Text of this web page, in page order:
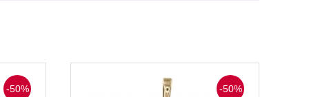
-50% -50%